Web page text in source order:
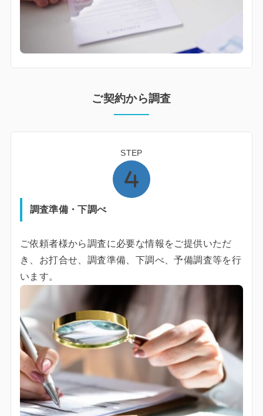
ご契約から調査
STEP
調査準備・下調べ
ご依頼者様から調査に必要な情報をご提供いただ
き、お打合せ、調査準備、下調べ、予備調査等を行
います。